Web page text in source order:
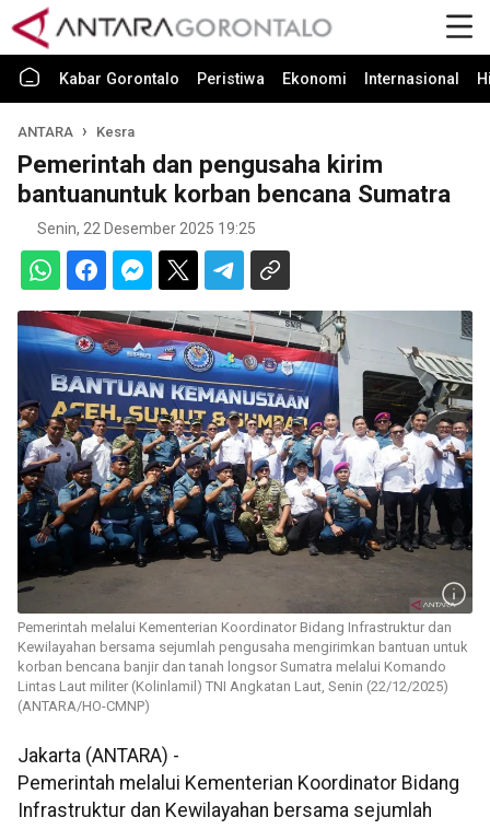
Kabar Gorontalo Peristiwa Ekonomi Internasional
ANTARA Kesra
Pemerintah dan pengusaha kirim
bantuanuntuk korban bencana Sumatra
Senin, 22 Desember 2025 19:25
Pemerintah melalui Kementerian Koordinator Bidang Infrastruktur dan
Kewilayahan bersama sejumlah pengusaha mengirimkan bantuan untuk
korban bencana banjir dan tanah longsor Sumatra melalui Komando
Lintas Laut militer (Kolinlamil) TNI Angkatan Laut, Senin (22/12/2025)
(ANTARA/HO-CMNP)
Jakarta (ANTARA) -
Pemerintah melalui Kementerian Koordinator Bidang
Infrastruktur dan Kewilayahan bersama sejumlah